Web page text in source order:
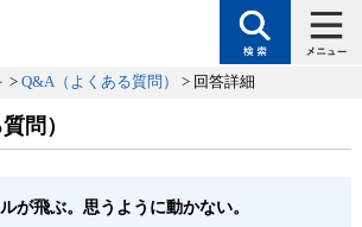
> Q&A（よくある質問） > 回答詳細
問）
が飛ぶ。思うように動かない。